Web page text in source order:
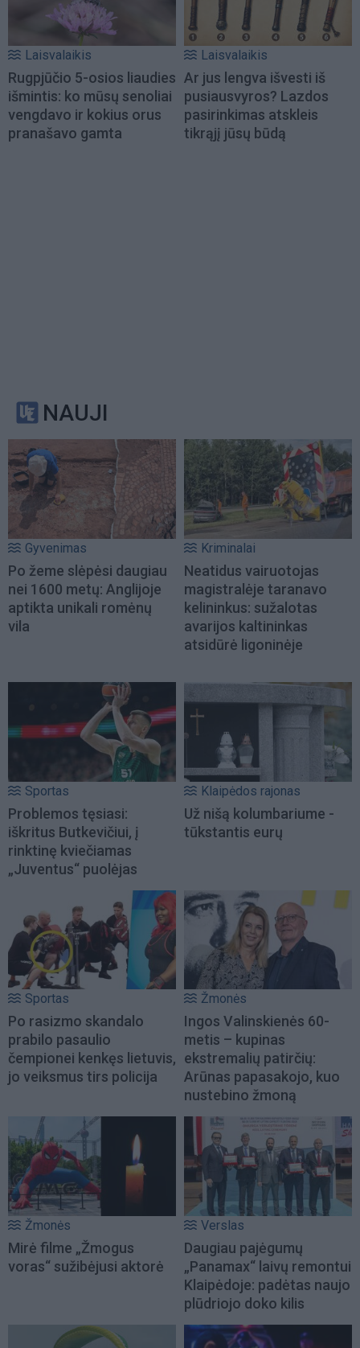
Laisvalaikis
Rugpjūčio 5-osios liaudies
išmintis: ko mūsų senoliai
vengdavo ir kokius orus
pranašavo gamta
Laisvalaikis
Ar jus lengva išvesti iš
pusiausvyros? Lazdos
pasirinkimas atskleis
tikrąjį jūsų būdą
NAUJI
Gyvenimas
Po žeme slėpėsi daugiau
nei 1600 metų: Anglijoje
aptikta unikali romėnų
vila
Kriminalai
Neatidus vairuotojas
magistralėje taranavo
kelininkus: sužalotas
avarijos kaltininkas
atsidūrė ligoninėje
Sportas
Problemos tęsiasi:
iškritus Butkevičiui, į
rinktinę kviečiamas
„Juventus“ puolėjas
Klaipėdos rajonas
Už nišą kolumbariume -
tūkstantis eurų
Sportas
Po rasizmo skandalo
prabilo pasaulio
čempionei kenkęs lietuvis,
jo veiksmus tirs policija
Žmonės
Ingos Valinskienės 60-
metis – kupinas
ekstremalių patirčių:
Arūnas papasakojo, kuo
nustebino žmoną
Žmonės
Mirė filme „Žmogus
voras“ sužibėjusi aktorė
Verslas
Daugiau pajėgumų
„Panamax“ laivų remontui
Klaipėdoje: padėtas naujo
plūdriojo doko kilis